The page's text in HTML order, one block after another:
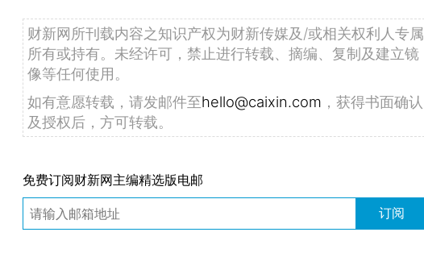
财新网所刊载内容之知识产权为财新传媒及/或相关权利人专属
所有或持有。未经许可，禁止进行转载、摘编、复制及建立镜
像等任何使用。
如有意愿转载，请发邮件至hello@caixin.com ，获得书面确认
及授权后，方可转载。
免费订阅财新网主编精选版电邮
订阅